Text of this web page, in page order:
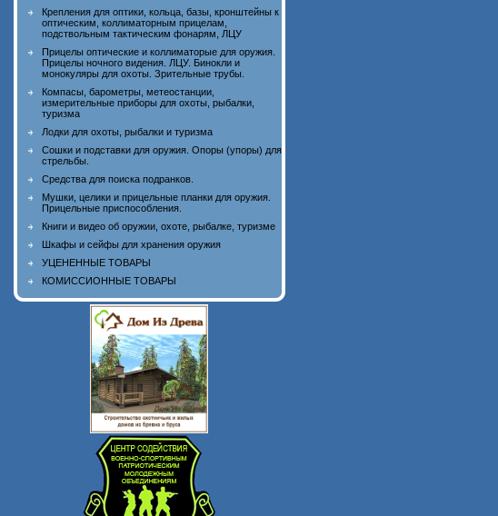
Крепления для оптики, кольца, базы, кронштейны к
оптическим, коллиматорным прицелам,
подствольным тактическим фонарям, ЛЦУ
Прицелы оптические и коллиматорые для оружия.
Прицелы ночного видения. ЛЦУ. Бинокли и
монокуляры для охоты. Зрительные трубы.
Компасы, барометры, метеостанции,
измерительные приборы для охоты, рыбалки,
туризма
Лодки для охоты, рыбалки и туризма
Сошки и подставки для оружия. Опоры (упоры) для
стрельбы.
Средства для поиска подранков.
Мушки, целики и прицельные планки для оружия.
Прицельные приспособления.
Книги и видео об оружии, охоте, рыбалке, туризме
Шкафы и сейфы для хранения оружия
УЦЕНЕННЫЕ ТОВАРЫ
КОМИССИОННЫЕ ТОВАРЫ